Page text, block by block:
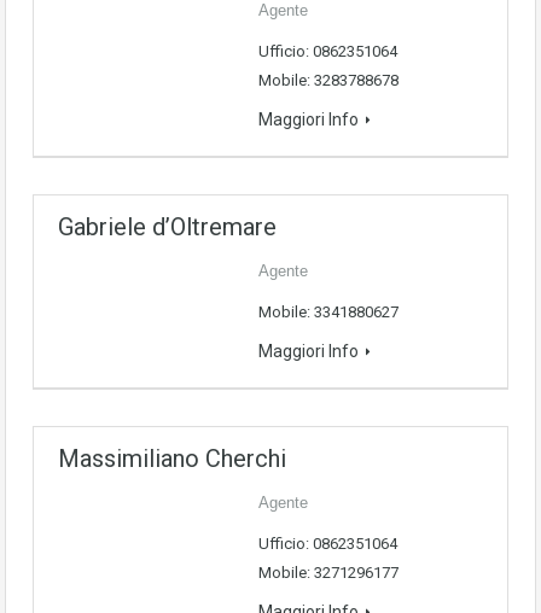
Agente
Ufficio: 0862351064
Mobile: 3283788678
Maggiori Info
Gabriele d’Oltremare
Agente
Mobile: 3341880627
Maggiori Info
Massimiliano Cherchi
Agente
Ufficio: 0862351064
Mobile: 3271296177